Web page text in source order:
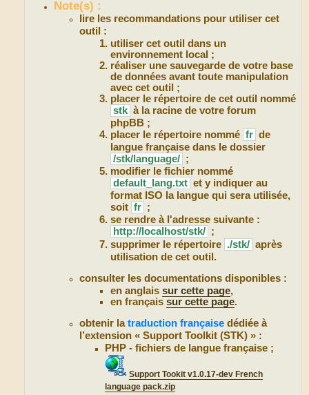
Note(s) :
lire les recommandations pour utiliser cet
outil :
utiliser cet outil dans un
environnement local ;
réaliser une sauvegarde de votre base
de données avant toute manipulation
avec cet outil ;
placer le répertoire de cet outil nommé
stk à la racine de votre forum
phpBB ;
placer le répertoire nommé fr de
langue française dans le dossier
/stk/language/ ;
modifier le fichier nommé
default_lang.txt et y indiquer au
format ISO la langue qui sera utilisée,
soit fr ;
se rendre à l'adresse suivante :
http://localhost/stk/ ;
supprimer le répertoire ./stk/ après
utilisation de cet outil.
consulter les documentations disponibles :
en anglais sur cette page,
en français sur cette page.
obtenir latraduction française dédiée à
l’extension « Support Toolkit (STK) » :
PHP - fichiers de langue française ;
Support Tookit v1.0.17-dev French
language pack.zip